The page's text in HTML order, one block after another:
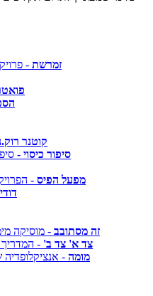
זמרשת -
קוטנר
סיפור כיסוי -
מפעל הפיס -
זה מסתובב - מוסיקה
צד א' צד ב' -
מומה -